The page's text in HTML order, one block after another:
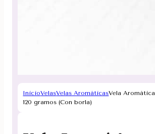
InicioVelasVelas AromáticasVela
120 gramos (Con borla)